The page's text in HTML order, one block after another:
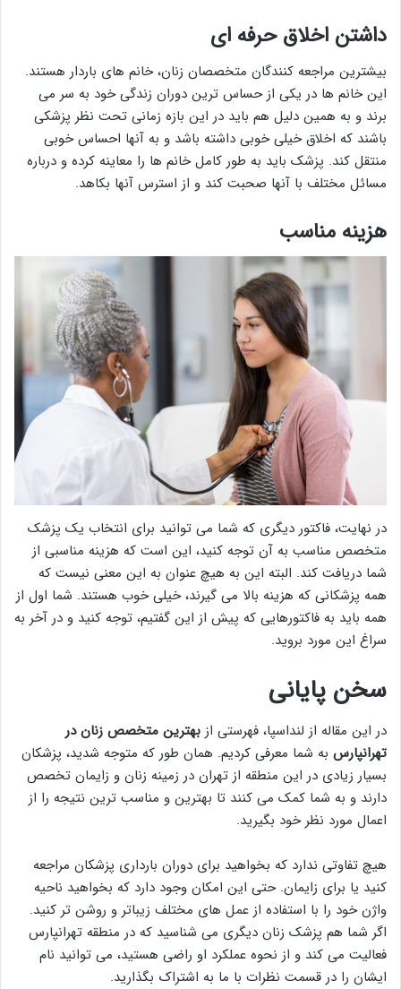
داشتن اخلاق حرفه ای
بیشترین مراجعه کنندگان متخصصان زنان، خانم های باردار هستند.
این خانم ها در یکی از حساس ترین دوران زندگی خود به سر می
برند و به همین دلیل هم باید در این بازه زمانی تحت نظر پزشکی
باشند که اخلاق خیلی خوبی داشته باشد و به آنها احساس خوبی
منتقل کند. پزشک باید به طور کامل خانم ها را معاینه کرده و درباره
مسائل مختلف با آنها صحبت کند و از استرس آنها بکاهد.
هزینه مناسب
در نهایت، فاکتور دیگری که شما می توانید برای انتخاب یک پزشک
متخصص مناسب به آن توجه کنید، این است که هزینه مناسبی از
شما دریافت کند. البته این به هیچ عنوان به این معنی نیست که
همه پزشکانی که هزینه بالا می گیرند، خیلی خوب هستند. شما اول از
همه باید به فاکتورهایی که پیش از این گفتیم، توجه کنید و در آخر به
سراغ این مورد بروید.
سخن پایانی
در این مقاله از لنداسپا، فهرستی از بهترین متخصص زنان در
تهرانپارس به شما معرفی کردیم. همان طور که متوجه شدید، پزشکان
بسیار زیادی در این منطقه از تهران در زمینه زنان و زایمان تخصص
دارند و به شما کمک می کنند تا بهترین و مناسب ترین نتیجه را از
اعمال مورد نظر خود بگیرید.
هیچ تفاوتی ندارد که بخواهید برای دوران بارداری پزشکان مراجعه
کنید یا برای زایمان. حتی این امکان وجود دارد که بخواهید ناحیه
واژن خود را با استفاده از عمل های مختلف زیباتر و روشن تر کنید.
اگر شما هم پزشک زنان دیگری می شناسید که در منطقه تهرانپارس
فعالیت می کند و از نحوه عملکرد او راضی هستید، می توانید نام
ایشان را در قسمت نظرات با ما به اشتراک بگذارید.